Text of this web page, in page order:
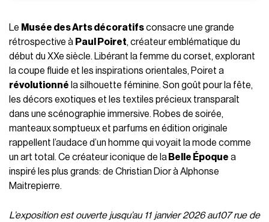
Le Musée des Arts décoratifsconsacre une grande
rétrospective à Paul Poiret, créateur emblématique du
début du XXe siècle. Libérant la femme du corset, explorant
la coupe fluide et les inspirations orientales, Poiret a
révolutionné la silhouette féminine. Son goût pour la fête,
les décors exotiques et les textiles précieux transparaît
dans une scénographie immersive. Robes de soirée,
manteaux somptueux et parfums en édition originale
rappellent l’audace d’un homme qui voyait la mode comme
un art total. Ce créateur iconique de la Belle Époque a
inspiré les plus grands: de Christian Dior à Alphonse
Maitrepierre.
L’exposition est ouverte jusqu’au 11 janvier 2026 au107 rue de